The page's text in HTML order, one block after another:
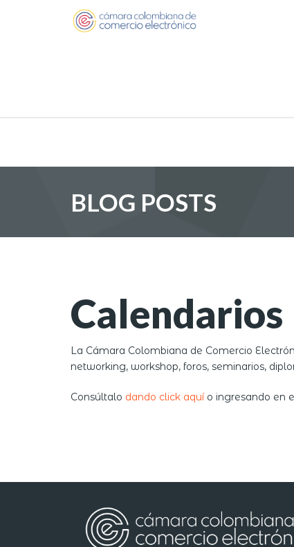
BLOG POSTS
La Cámara Colombiana de Comercio
networking, workshop, foros, seminarios,
Consúltalo dando click aquío ingresando en